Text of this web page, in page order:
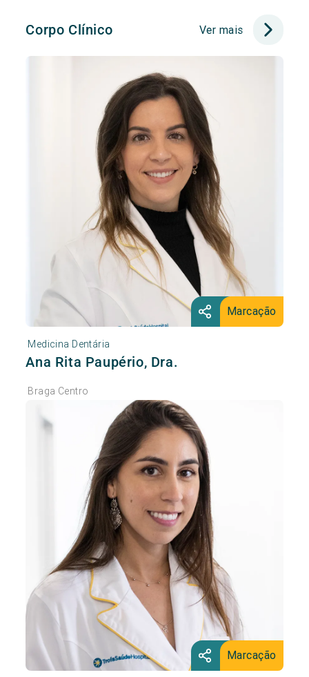
Corpo Clínico Ver mais
Marcação
Medicina Dentária
Ana Rita Paupério, Dra.
Braga Centro
Marcação